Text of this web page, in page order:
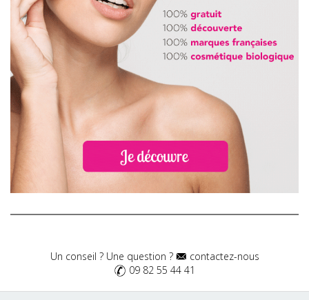
Un conseil ? Une question ?
contactez-nous
09 82 55 44 41